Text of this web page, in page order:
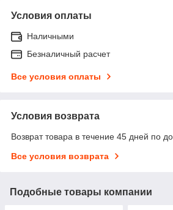
Условия оплаты
Наличными
Безналичный расчет
Все условия оплаты
Условия возврата
Возврат товара в течение 45 дней по
Все условия возврата
Подобные товары компании